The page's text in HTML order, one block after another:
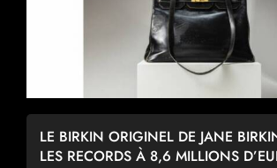
LE BIRKIN ORIGINEL DE JANE
LES RECORDS À 8,6 MILLIONS